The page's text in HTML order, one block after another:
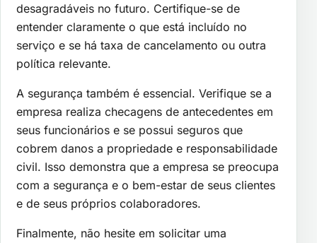
desagradáveis no futuro. Certifique-se de
entender claramente o que está incluído no
serviço e se há taxa de cancelamento ou outra
política relevante.
A segurança também é essencial. Verifique se a
empresa realiza checagens de antecedentes em
seus funcionários e se possui seguros que
cobrem danos a propriedade e responsabilidade
civil. Isso demonstra que a empresa se preocupa
com a segurança e o bem-estar de seus clientes
e de seus próprios colaboradores.
Finalmente, não hesite em solicitar uma